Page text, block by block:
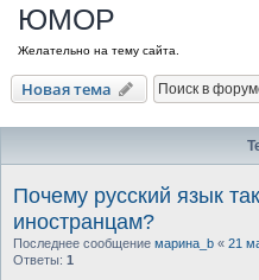
ЮМОР
Желательно на тему сайта.
Новая тема
Почему русский язык
иностранцам?
Последнее сообщение марина_b « 21
Ответы: 1